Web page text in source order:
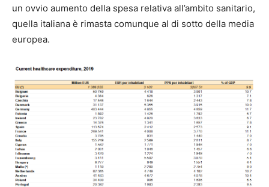
un ovvio aumento della spesa relativa all’ambito sanitario,
quella italiana è rimasta comunque al di sotto della media
europea.